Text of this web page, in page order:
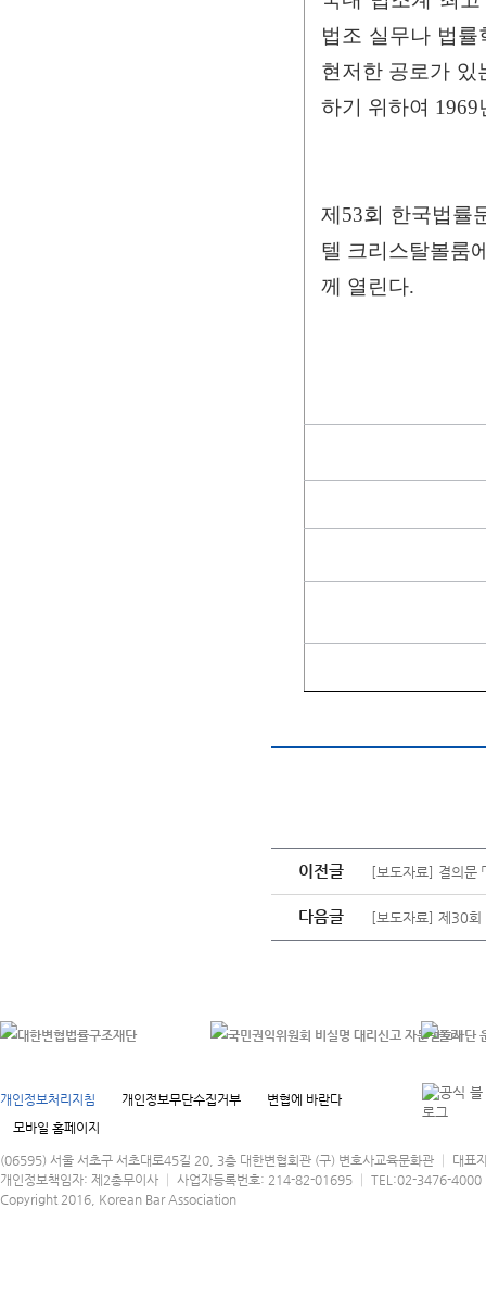
법조 실무나 법
현저한 공로가 있
하기 위하여
제53회 한국법률
텔 크리스탈볼룸
께 열린다.
이전글 [보도자료] 결의문
다음글 [보도자료] 제30회
개인정보처리지침 개인정보무단수집거부
변협에 바란다
모바일 홈페이지
(06595) 서울 서초구 서초대로45길 20, 3층 대한변협회관 (구) 변호사교육문화관 │ 대표
개인정보책임자: 제2총무이사 │ 사업자등록번호: 214-82-01695 │ TEL:02-3476-
Copyright 2016, Korean Bar Association